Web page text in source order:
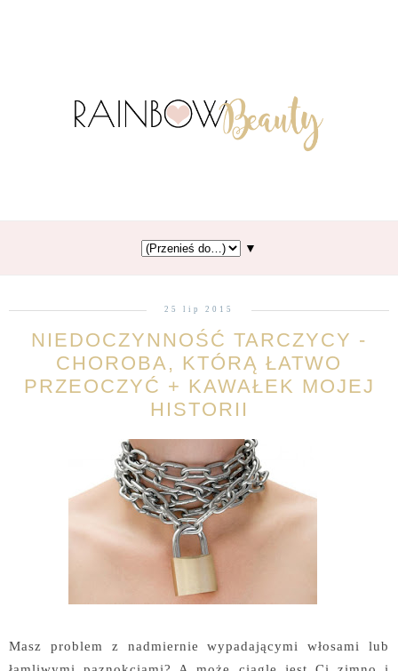
▼
25 lip 2015
NIEDOCZYNNOŚĆ TARCZYCY -
CHOROBA, KTÓRĄ ŁATWO
PRZEOCZYĆ + KAWAŁEK MOJEJ
HISTORII
Masz problem z nadmiernie wypadającymi włosami lub